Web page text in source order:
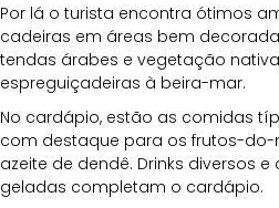
Por lá o turista encontra ótimos
cadeiras em áreas bem
tendas árabes e vegetação
espreguiçadeiras à beira-mar.
No cardápio, estão as comidas
com destaque para os frutos-
azeite de dendê. Drinks diversos
geladas completam o cardápio.